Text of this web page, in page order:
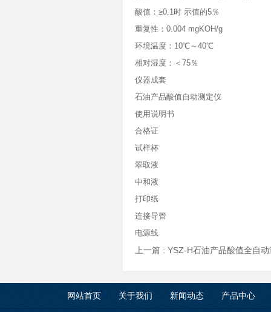
酸值：≥0.1时 示值的5％
重复性：0.004 mgKOH/g
环境温度：10℃～40℃
相对湿度：＜75％
仪器成套
石油产品酸值自动测定仪
使用说明书
合格证
试样杯
翠取液
中和液
打印纸
连接导管
电源线
上一篇 : YSZ-H石油产品酸值全自
网站首页 关于我们 新闻动态 产品中心